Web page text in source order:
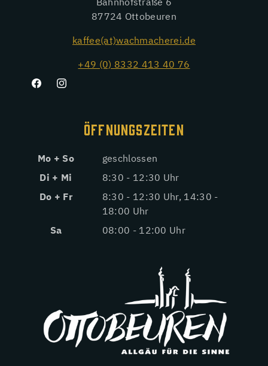
87724 Ottobeuren
kaffee(at)wachmacherei.de
+49 (0) 8332 413 40 76
FacebookInstagram
ÖFFNUNGSZEITEN
Mo + So
geschlossen
Di + Mi
8:30 - 12:30 Uhr
Do + Fr
8:30 - 12:30 Uhr, 14:30 -
18:00 Uhr
Sa
08:00 - 12:00 Uhr